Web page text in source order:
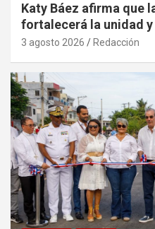
Katy Báez afirma que
fortalecerá la unidad
3 agosto 2026 Redacción